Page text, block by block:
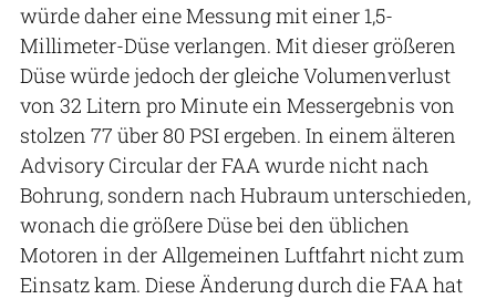
würde daher eine Messung mit einer 1,5-
Millimeter-Düse verlangen. Mit dieser größeren
Düse würde jedoch der gleiche Volumenverlust
von 32 Litern pro Minute ein Messergebnis von
stolzen 77 über 80 PSI ergeben. In einem älteren
Advisory Circular der FAA wurde nicht nach
Bohrung, sondern nach Hubraum unterschieden,
wonach die größere Düse bei den üblichen
Motoren in der Allgemeinen Luftfahrt nicht zum
Einsatz kam. Diese Änderung durch die FAA hat